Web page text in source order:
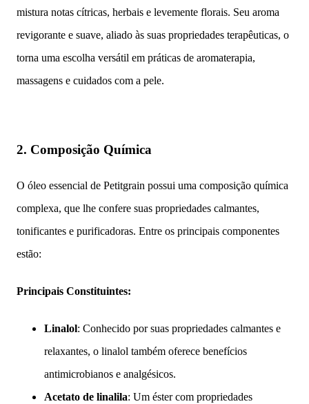
mistura notas cítricas, herbais e levemente florais. Seu aroma
revigorante e suave, aliado às suas propriedades terapêuticas, o
torna uma escolha versátil em práticas de aromaterapia,
massagens e cuidados com a pele.
2. Composição Química
O óleo essencial de Petitgrain possui uma composição química
complexa, que lhe confere suas propriedades calmantes,
tonificantes e purificadoras. Entre os principais componentes
estão:
Principais Constituintes:
Linalol: Conhecido por suas propriedades calmantes e
relaxantes, o linalol também oferece benefícios
antimicrobianos e analgésicos.
Acetato de linalila: Um éster com propriedades